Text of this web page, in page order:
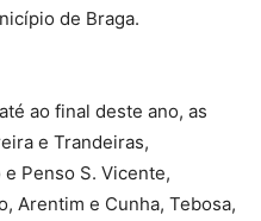
de Braga.
ao final deste ano, as
e Trandeiras,
Penso S. Vicente,
Arentim e Cunha, Tebosa,